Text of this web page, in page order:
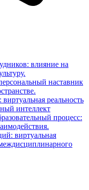
влияние на
наставник
реальность
интеллект
процесс:
виртуальная